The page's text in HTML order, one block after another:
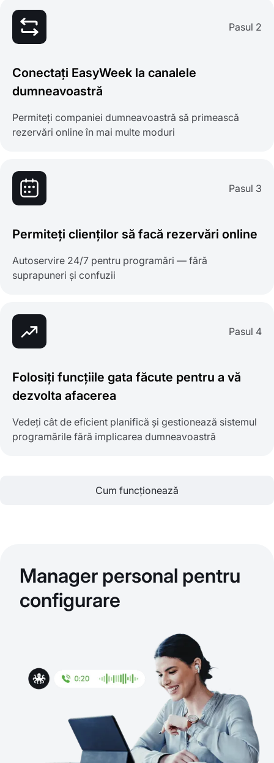
Pasul 2
Conectați EasyWeek la canalele
dumneavoastră
Permiteți companiei dumneavoastră să primească
rezervări online în mai multe moduri
Pasul 3
Permiteți clienților să facă rezervări online
Autoservire 24/7 pentru programări — fără
suprapuneri și confuzii
Pasul 4
Folosiți funcțiile gata făcute pentru a vă
dezvolta afacerea
Vedeți cât de eficient planifică și gestionează sistemul
programările fără implicarea dumneavoastră
Cum funcționează
Manager personal pentru
configurare